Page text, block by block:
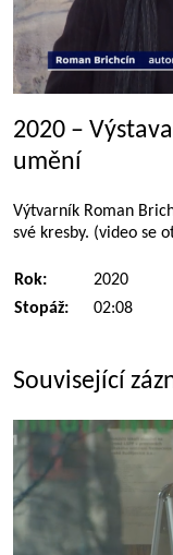
2020 –
umění
Výtvarník Roman
své kresby. (video se
Rok:
2020
Stopáž:
02:08
Související